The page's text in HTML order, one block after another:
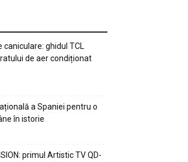
ghidul TCL
de aer condiționat
a Spaniei pentru o
în istorie
primul Artistic TV QD-